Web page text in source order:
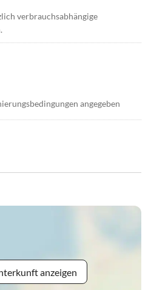
verbrauchsabhängige
angegeben
anzeigen